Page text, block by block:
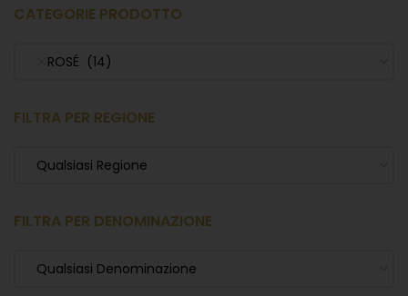
CATEGORIE PRODOTTO
ROSÉ (14)
FILTRA PER REGIONE
Qualsiasi Regione
FILTRA PER DENOMINAZIONE
Qualsiasi Denominazione